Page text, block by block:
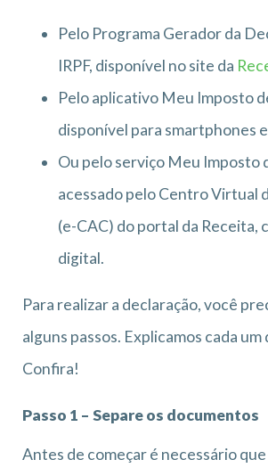
Pelo Programa Gerador da
IRPF, disponível no site da
Pelo aplicativo Meu Imposto
disponível para smartphones
Ou pelo serviço Meu Imposto
acessado pelo Centro Virtual
(e-CAC) do portal da Receita,
digital.
Para realizar a declaração, você
alguns passos. Explicamos cada um
Confira!
Passo 1 – Separe os documentos
Antes de começar é necessário